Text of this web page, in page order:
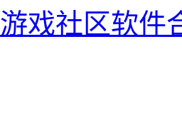
游戏社区软件